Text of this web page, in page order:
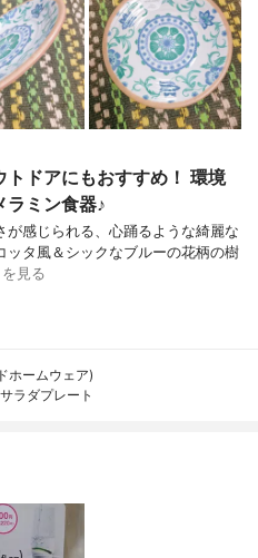
ドアにもおすすめ！ 環境
ラミン食器♪
が感じられる、心踊るような綺麗な
ッタ風＆シックなブルーの花柄の樹
見る
ホームウェア)
ラダプレート